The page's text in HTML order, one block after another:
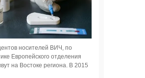
носителей ВИЧ, по
Европейского отделения
на Востоке региона. В 2015